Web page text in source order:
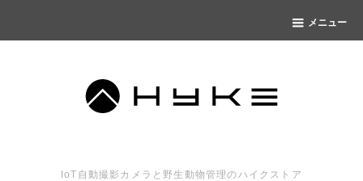
メニュー
IoT自動撮影カメラと野生動物管理のハイクストア